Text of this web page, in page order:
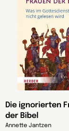
Die ignorierten
der Bibel
Annette Jantzen